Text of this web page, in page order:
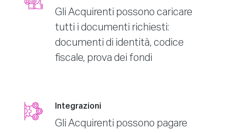
Gli Acquirenti possono caricare
tutti i documenti richiesti:
documenti di identità, codice
fiscale, prova dei fondi
Integrazioni
Gli Acquirenti possono pagare